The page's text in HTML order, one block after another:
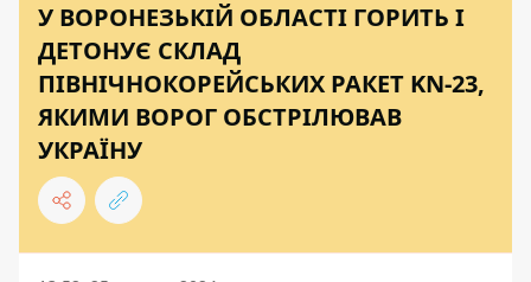
У ВОРОНЕЗЬКІЙ ОБЛАСТІ ГОРИТЬ І
ДЕТОНУЄ СКЛАД
ПІВНІЧНОКОРЕЙСЬКИХ РАКЕТ KN-23,
ЯКИМИ ВОРОГ ОБСТРІЛЮВАВ
УКРАЇНУ